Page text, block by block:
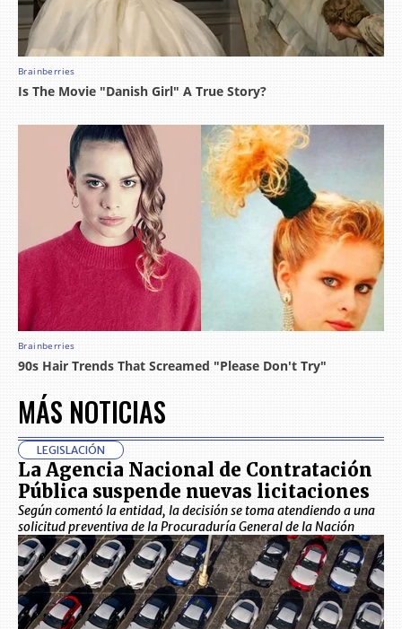
MÁS NOTICIAS
LEGISLACIÓN
La Agencia Nacional de Contratación
Pública suspende nuevas licitaciones
Según comentó la entidad, la decisión se toma atendiendo a una
solicitud preventiva de la Procuraduría General de la Nación